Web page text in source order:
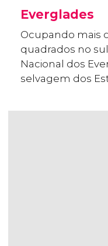
Everglades
Ocupando mais
quadrados no
Nacional dos
selvagem dos